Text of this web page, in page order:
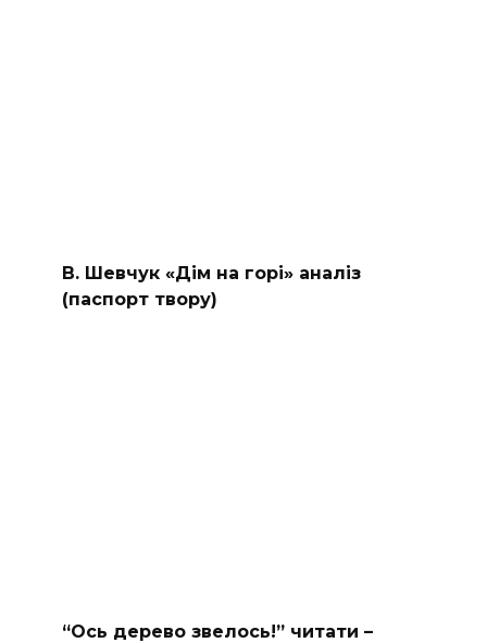
В. Шевчук «Дім на горі» аналіз
(паспорт твору)
“Ось дерево звелось!” читати –